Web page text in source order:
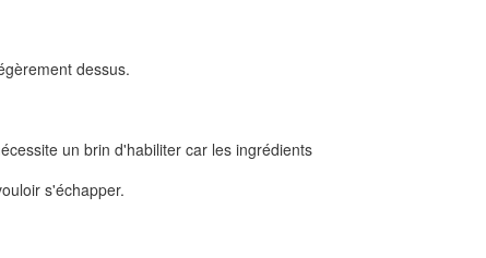
dessus.
un brin d'habiliter car les ingrédients
s'échapper.